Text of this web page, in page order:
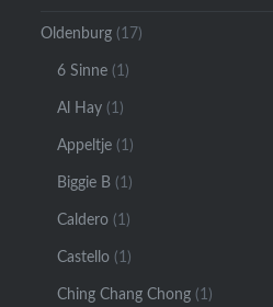
Oldenburg (17)
6 Sinne (1)
Al Hay (1)
Appeltje (1)
Biggie B (1)
Caldero (1)
Castello (1)
Ching Chang Chong (1)